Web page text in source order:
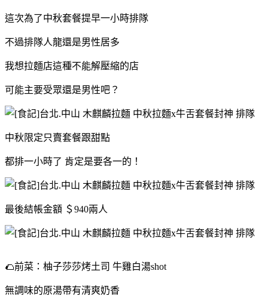
這次為了中秋套餐提早一小時排隊
不過排隊人龍還是男性居多
我想拉麵店這種不能解壓縮的店
可能主要受眾還是男性吧？
中秋限定只賣套餐跟甜點
都排一小時了 肯定是要各一的！
最後結帳金額 ＄940兩人
🌮前菜：柚子莎莎烤土司 牛雞白湯shot
無調味的原湯帶有清爽奶香